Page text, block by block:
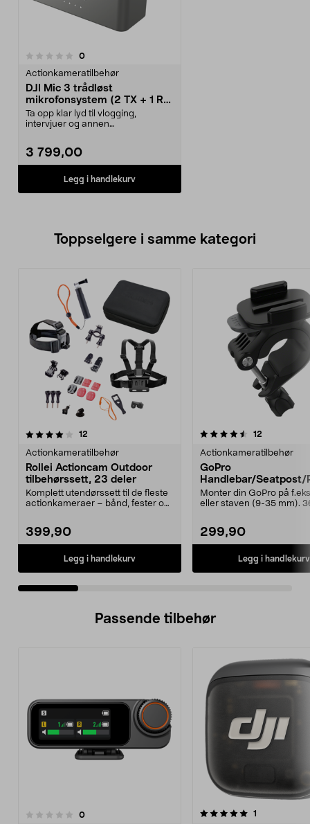
0anmeldelser
Actionkameratilbehør
DJI Mic 3 trådløst
mikrofonsystem (2 TX + 1 RX
+ ladeetui)
Ta opp klar lyd til vlogging,
intervjuer og annen
3 799,00
Legg i handlekurv
Toppselgere i samme kategori
12
Actionkameratilbehør
Rollei Actioncam Outdoor
tilbehørssett, 23 deler
Komplett utendørssett til de fleste
actionkameraer – bånd, fester og
399,90
Legg i handlekurv
4.5 av 5 stjerner 12
Actionkameratilbehør
GoPro
Handlebar/Seatpost/
Mount, rør/styrefeste.
Monter din GoPro på
eller staven (9-35 mm).
299,90
Legg i handlekurv
4.5 av 5 stjerner
Passende tilbehør
0anmeldelser
5.0av 5 stjerner 1
0.0 av 5 stjerner